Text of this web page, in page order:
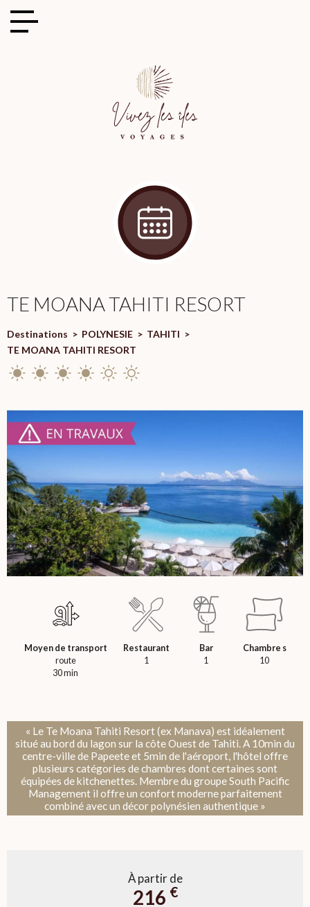
TE MOANA TAHITI RESORT
Destinations > POLYNESIE > TAHITI >
TE MOANA TAHITI RESORT
Moyen de transport
route
30 min
Restaurant
1
Bar
1
Chambre s
10
« Le Te Moana Tahiti Resort (ex Manava) est idéalement
situé au bord du lagon sur la côte Ouest de Tahiti. A 10min du
centre-ville de Papeete et 5min de l'aéroport, l'hôtel offre
plusieurs catégories de chambres dont certaines sont
équipées de kitchenettes. Membre du groupe South Pacific
Management il offre un confort moderne parfaitement
combiné avec un décor polynésien authentique »
À partir de
216 €